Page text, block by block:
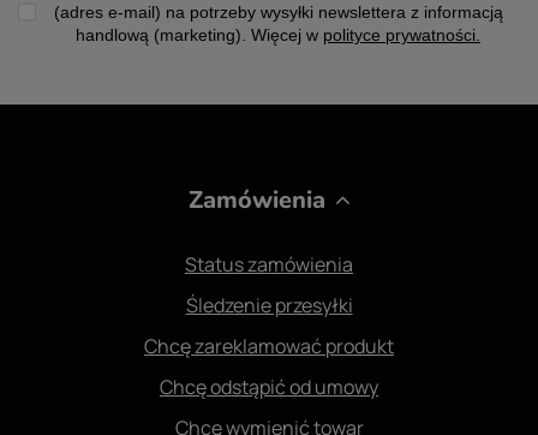
Do skoków rekreacyjnych i nauki czaprak Eqode jest
wystarczający. Do treningu intensywnego oraz
rekomenduje się czapraki z dodatkowym wkładem
(adres e-mail) na potrzeby wysyłki newslettera z informacją
handlową (marketing). Więcej w polityce prywatności.
Zamówienia
Status zamówienia
Śledzenie przesyłki
Chcę zareklamować produkt
Chcę odstąpić od umowy
Chcę wymienić towar